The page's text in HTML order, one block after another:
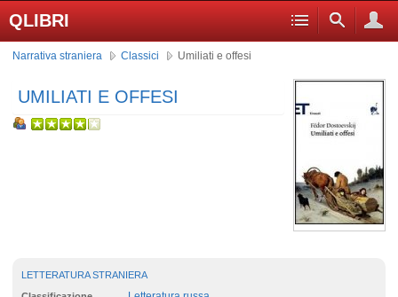
QLIBRI
Narrativa straniera Classici Umiliati e offesi
UMILIATI E OFFESI
LETTERATURA STRANIERA